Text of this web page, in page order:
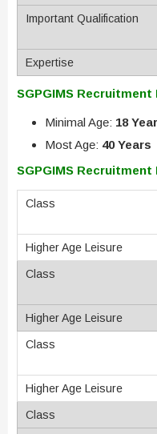
SGPGIMS
Minimal Age: 18
Most Age: 40 Years
SGPGIMS Recruitment